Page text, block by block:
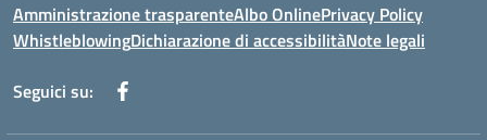
Amministrazione trasparenteAlbo OnlinePrivacy Policy
WhistleblowingDichiarazione di accessibilitàNote legali
Seguici su: